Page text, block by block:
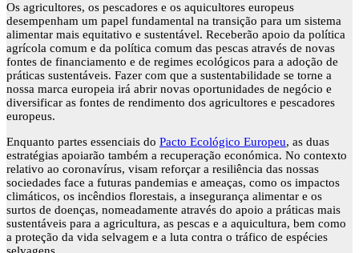
Os agricultores, os pescadores e os aquicultores europeus
desempenham um papel fundamental na transição para um sistema
alimentar mais equitativo e sustentável. Receberão apoio da política
agrícola comum e da política comum das pescas através de novas
fontes de financiamento e de regimes ecológicos para a adoção de
práticas sustentáveis. Fazer com que a sustentabilidade se torne a
nossa marca europeia irá abrir novas oportunidades de negócio e
diversificar as fontes de rendimento dos agricultores e pescadores
europeus.
Enquanto partes essenciais do Pacto Ecológico Europeu, as duas
estratégias apoiarão também a recuperação económica. No contexto
relativo ao coronavírus, visam reforçar a resiliência das nossas
sociedades face a futuras pandemias e ameaças, como os impactos
climáticos, os incêndios florestais, a insegurança alimentar e os
surtos de doenças, nomeadamente através do apoio a práticas mais
sustentáveis para a agricultura, as pescas e a aquicultura, bem como
a proteção da vida selvagem e a luta contra o tráfico de espécies